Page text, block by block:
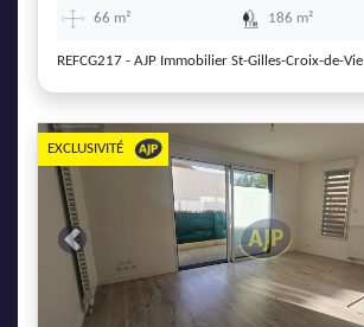
66 m² 186 m²
REFCG217 - AJP Immobilier St-Gilles-Croix-de-Vie
Previous
EXCLUSIVITÉ